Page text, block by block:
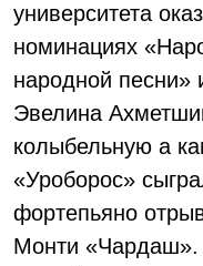
университета
номинациях
народной
Эвелина
колыбельную а
«Уроборос»
фортепьяно
Монти «Чардаш».